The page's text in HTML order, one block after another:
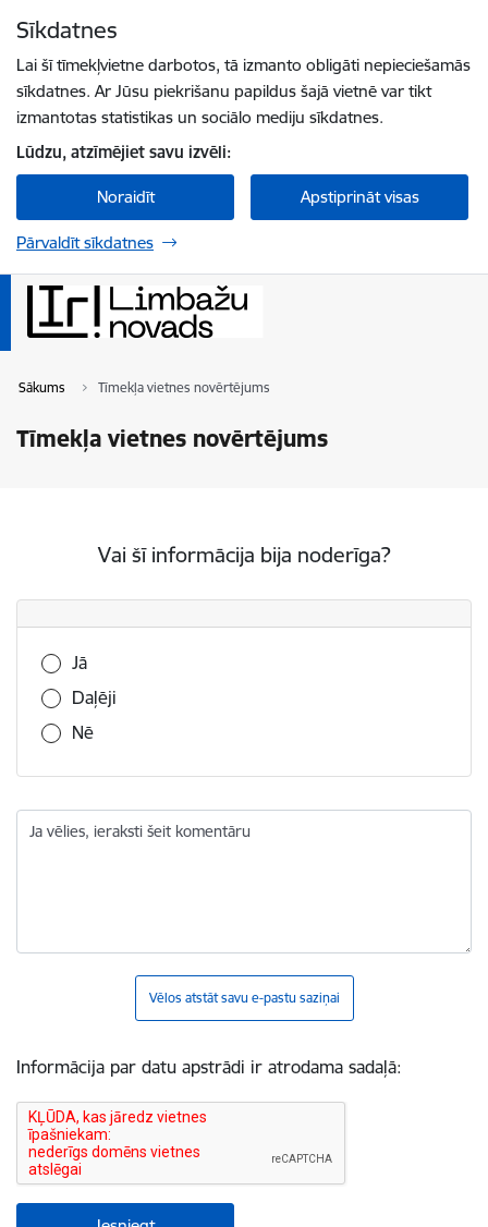
Sīkdatnes
Lai šī tīmekļvietne darbotos, tā izmanto obligāti nepieciešamās
sīkdatnes. Ar Jūsu piekrišanu papildus šajā vietnē var tikt
izmantotas statistikas un sociālo mediju sīkdatnes.
Lūdzu, atzīmējiet savu izvēli:
Noraidīt Apstiprināt visas
Pārvaldīt sīkdatnes
Sākums Tīmekļa vietnes novērtējums
Tīmekļa vietnes novērtējums
Vai šī informācija bija noderīga?
Vai šī informācija bija noderīga?
Jā
Daļēji
Nē
Ja vēlies, ieraksti šeit komentāru
Vēlos atstāt savu e-pastu saziņai
Informācija par datu apstrādi ir atrodama sadaļā: